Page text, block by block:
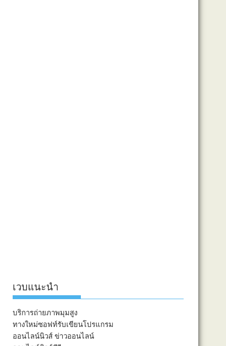
เวบแนะนำ
บริการถ่ายภาพมุมสูง
ทางใหม่ซอฟท์รับเขียนโปรแกรม
ออนไลน์นิวส์ ข่าวออนไลน์